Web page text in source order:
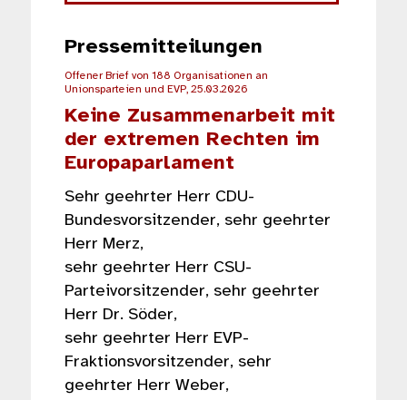
Pressemitteilungen
Offener Brief von 188 Organisationen an
Unionsparteien und EVP, 25.03.2026
Keine Zusammenarbeit mit
der extremen Rechten im
Europaparlament
Sehr geehrter Herr CDU-
Bundesvorsitzender, sehr geehrter
Herr Merz,
sehr geehrter Herr CSU-
Parteivorsitzender, sehr geehrter
Herr Dr. Söder,
sehr geehrter Herr EVP-
Fraktionsvorsitzender, sehr
geehrter Herr Weber,